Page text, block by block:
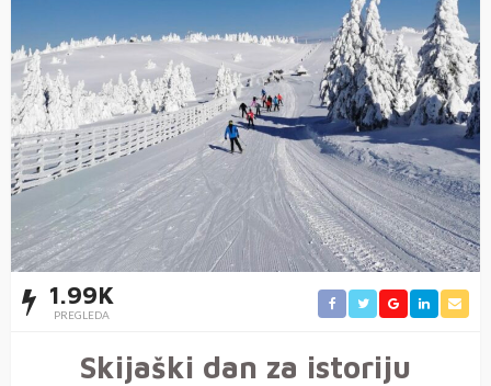
1.99K
PREGLEDA
Skijaški dan za istoriju